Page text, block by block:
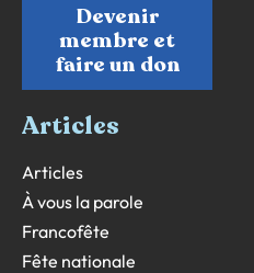
Devenir
membre et
faire un don
Articles
Articles
À vous la parole
Francofête
Fête nationale